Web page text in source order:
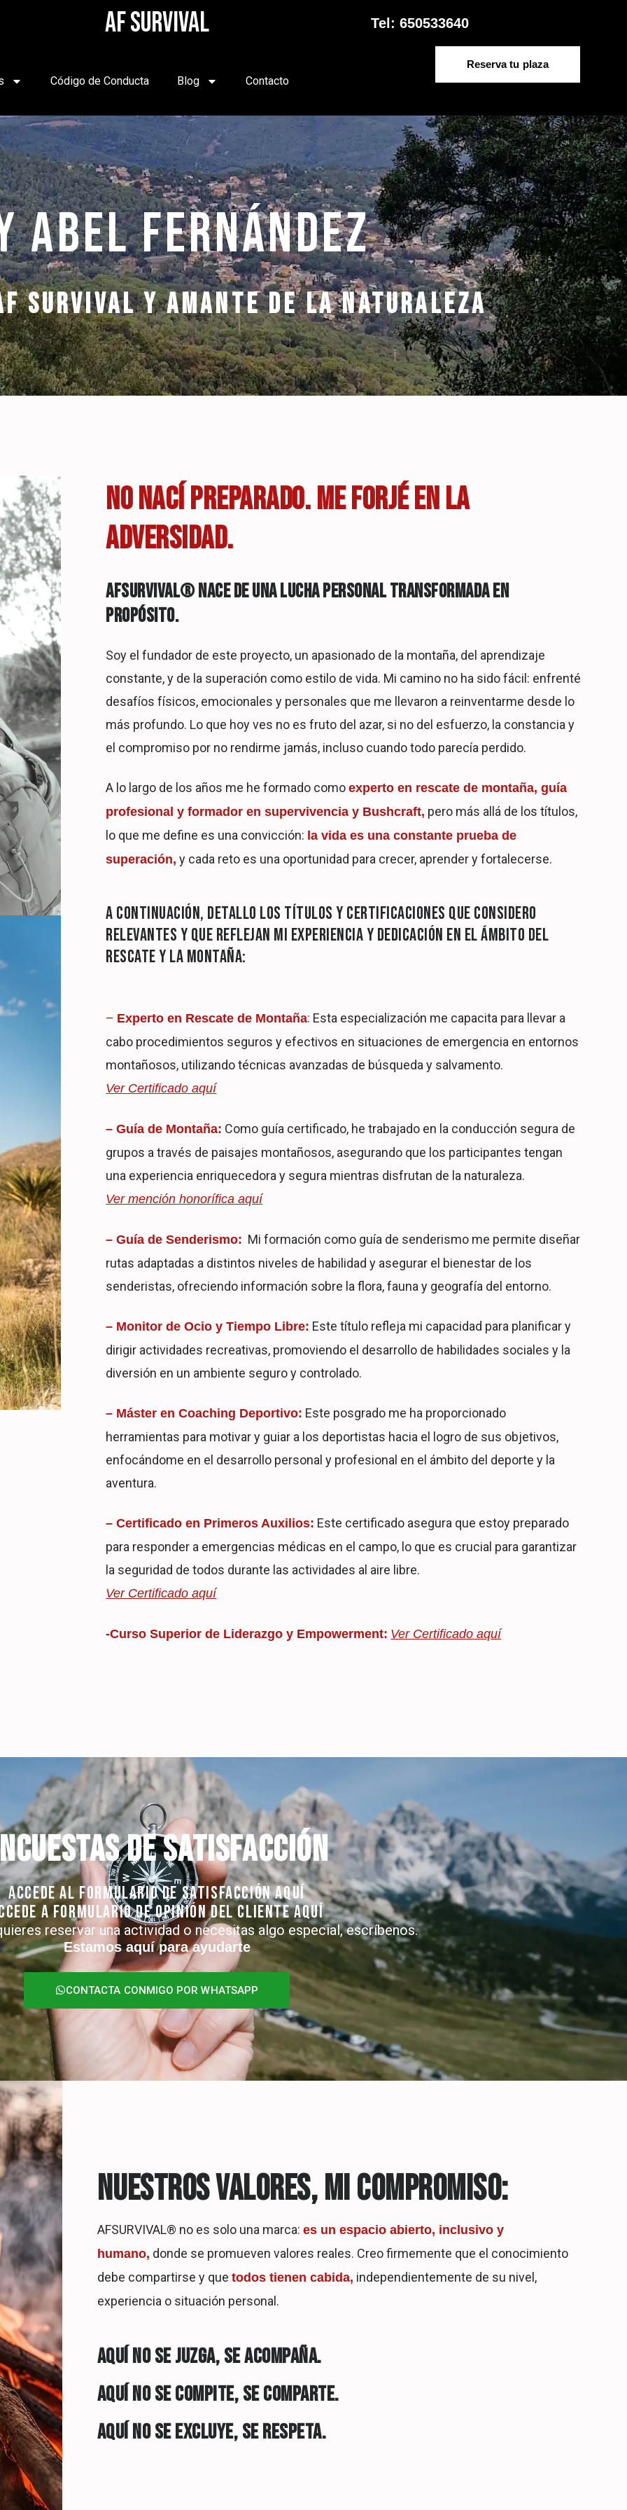
AF SURVIVAL Tel: 650533640
Código de Conducta Blog Contacto
Reserva tu plaza
abel fernández
survival y amante de la naturaleza
NO NACÍ PREPARADO. ME FORJÉ EN LA
ADVERSIDAD.
AFSURVIVAL® NACE DE UNA LUCHA PERSONAL TRANSFORMADA EN
PROPÓSITO.
Soy el fundador de este proyecto, un apasionado de la montaña, del aprendizaje
constante, y de la superación como estilo de vida. Mi camino no ha sido fácil: enfrenté
desafíos físicos, emocionales y personales que me llevaron a reinventarme desde lo
más profundo. Lo que hoy ves no es fruto del azar, si no del esfuerzo, la constancia y
el compromiso por no rendirme jamás, incluso cuando todo parecía perdido.
A lo largo de los años me he formado comoexperto en rescate de montaña, guía
profesional y formador en supervivencia y Bushcraft, pero más allá de los títulos,
lo que me define es una convicción: la vida es una constante prueba de
superación, y cada reto es una oportunidad para crecer, aprender y fortalecerse.
A CONTINUACIÓN, DETALLO LOS TÍTULOS Y CERTIFICACIONES QUE CONSIDERO
RELEVANTES Y QUE REFLEJAN MI EXPERIENCIA Y DEDICACIÓN EN EL ÁMBITO DEL
RESCATE Y LA MONTAÑA:
– Experto en Rescate de Montaña: Esta especialización me capacita para llevar a
cabo procedimientos seguros y efectivos en situaciones de emergencia en entornos
montañosos, utilizando técnicas avanzadas de búsqueda y salvamento.
Ver Certificado aquí
– Guía de Montaña: Como guía certificado, he trabajado en la conducción segura de
grupos a través de paisajes montañosos, asegurando que los participantes tengan
una experiencia enriquecedora y segura mientras disfrutan de la naturaleza.
Ver mención honorífica aquí
– Guía de Senderismo: Mi formación como guía de senderismo me permite diseñar
rutas adaptadas a distintos niveles de habilidad y asegurar el bienestar de los
senderistas, ofreciendo información sobre la flora, fauna y geografía del entorno.
– Monitor de Ocio y Tiempo Libre: Este título refleja mi capacidad para planificar y
dirigir actividades recreativas, promoviendo el desarrollo de habilidades sociales y la
diversión en un ambiente seguro y controlado.
– Máster en Coaching Deportivo: Este posgrado me ha proporcionado
herramientas para motivar y guiar a los deportistas hacia el logro de sus objetivos,
enfocándome en el desarrollo personal y profesional en el ámbito del deporte y la
aventura.
– Certificado en Primeros Auxilios: Este certificado asegura que estoy preparado
para responder a emergencias médicas en el campo, lo que es crucial para garantizar
la seguridad de todos durante las actividades al aire libre.
Ver Certificado aquí
-Curso Superior de Liderazgo y Empowerment: Ver Certificado aquí
DE SATISFACCIÓN
ACCEDE AL Formulario de Satisfacción AQUÍ
A FORMULARIO DE Opinión del Cliente AQUÍ
reservar una actividad o necesitas algo especial, escríbenos.
Estamos aquí para ayudarte
CONTACTA CONMIGO POR WHATSAPP
NUESTROS VALORES, MI COMPROMISO:
AFSURVIVAL® no es solo una marca: es un espacio abierto, inclusivo y
humano, donde se promueven valores reales. Creo firmemente que el conocimiento
debe compartirse y que todos tienen cabida, independientemente de su nivel,
experiencia o situación personal.
AQUÍ NO SE JUZGA, SE ACOMPAÑA.
AQUÍ NO SE COMPITE, SE COMPARTE.
AQUÍ NO SE EXCLUYE, SE RESPETA.